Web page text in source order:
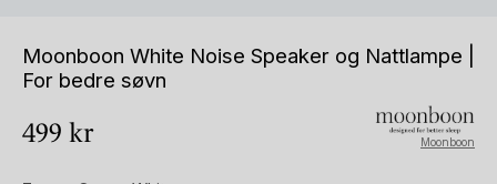
Moonboon White Noise Speaker og Nattlampe |
For bedre søvn
499 kr Moonboon